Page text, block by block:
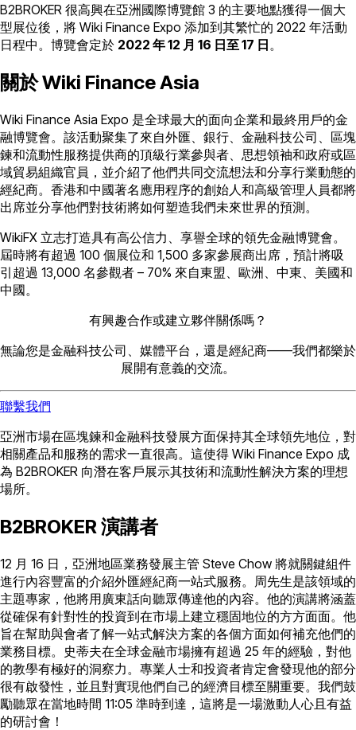
B2BROKER 很高興在亞洲國際博覽館 3 的主要地點獲得一個大
型展位後，將 Wiki Finance Expo 添加到其繁忙的 2022 年活動
日程中。博覽會定於 2022 年 12 月 16 日至 17 日 。
關於 Wiki Finance Asia
Wiki Finance Asia Expo 是全球最大的面向企業和最終用戶的金
融博覽會。該活動聚集了來自外匯、銀行、金融科技公司、區塊
鍊和流動性服務提供商的頂級行業參與者、思想領袖和政府或區
域貿易組織官員，並介紹了他們共同交流想法和分享行業動態的
經紀商。香港和中國著名應用程序的創始人和高級管理人員都將
出席並分享他們對技術將如何塑造我們未來世界的預測。
WikiFX 立志打造具有高公信力、享譽全球的領先金融博覽會。
屆時將有超過 100 個展位和 1,500 多家參展商出席，預計將吸
引超過 13,000 名參觀者 – 70% 來自東盟、歐洲、中東、美國和
中國。
有興趣合作或建立夥伴關係嗎？
無論您是金融科技公司、媒體平台，還是經紀商——我們都樂於
展開有意義的交流。
聯繫我們
亞洲市場在區塊鍊和金融科技發展方面保持其全球領先地位，對
相關產品和服務的需求一直很高。這使得 Wiki Finance Expo 成
為 B2BROKER 向潛在客戶展示其技術和流動性解決方案的理想
場所。
B2BROKER 演講者
12 月 16 日，亞洲地區業務發展主管 Steve Chow 將就關鍵組件
進行內容豐富的介紹外匯經紀商一站式服務。周先生是該領域的
主題專家，他將用廣東話向聽眾傳達他的內容。他的演講將涵蓋
從確保有針對性的投資到在市場上建立穩固地位的方方面面。他
旨在幫助與會者了解一站式解決方案的各個方面如何補充他們的
業務目標。史蒂夫在全球金融市場擁有超過 25 年的經驗，對他
的教學有極好的洞察力。專業人士和投資者肯定會發現他的部分
很有啟發性，並且對實現他們自己的經濟目標至關重要。我們鼓
勵聽眾在當地時間 11:05 準時到達，這將是一場激動人心且有益
的研討會！